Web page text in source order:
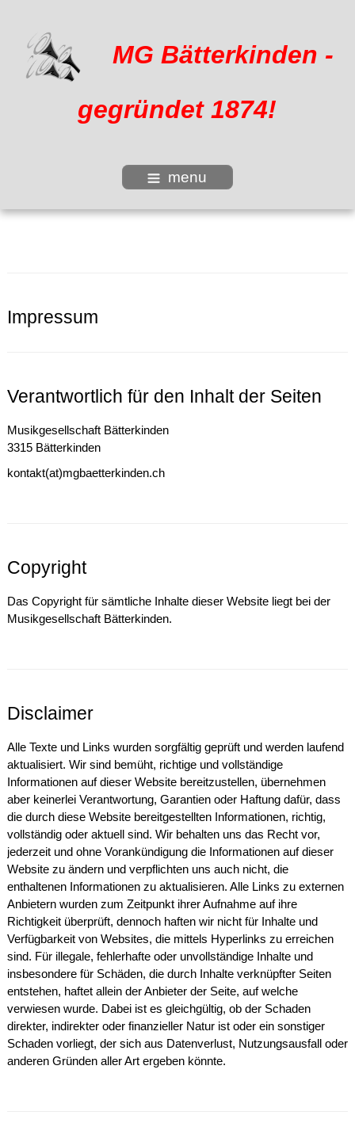
MG Bätterkinden -
gegründet 1874!
menu
Impressum
Verantwortlich für den Inhalt der Seiten
Musikgesellschaft Bätterkinden
3315 Bätterkinden
kontakt(at)mgbaetterkinden.ch
Copyright
Das Copyright für sämtliche Inhalte dieser Website liegt bei der
Musikgesellschaft Bätterkinden.
Disclaimer
Alle Texte und Links wurden sorgfältig geprüft und werden laufend
aktualisiert. Wir sind bemüht, richtige und vollständige
Informationen auf dieser Website bereitzustellen, übernehmen
aber keinerlei Verantwortung, Garantien oder Haftung dafür, dass
die durch diese Website bereitgestellten Informationen, richtig,
vollständig oder aktuell sind. Wir behalten uns das Recht vor,
jederzeit und ohne Vorankündigung die Informationen auf dieser
Website zu ändern und verpflichten uns auch nicht, die
enthaltenen Informationen zu aktualisieren. Alle Links zu externen
Anbietern wurden zum Zeitpunkt ihrer Aufnahme auf ihre
Richtigkeit überprüft, dennoch haften wir nicht für Inhalte und
Verfügbarkeit von Websites, die mittels Hyperlinks zu erreichen
sind. Für illegale, fehlerhafte oder unvollständige Inhalte und
insbesondere für Schäden, die durch Inhalte verknüpfter Seiten
entstehen, haftet allein der Anbieter der Seite, auf welche
verwiesen wurde. Dabei ist es gleichgültig, ob der Schaden
direkter, indirekter oder finanzieller Natur ist oder ein sonstiger
Schaden vorliegt, der sich aus Datenverlust, Nutzungsausfall oder
anderen Gründen aller Art ergeben könnte.